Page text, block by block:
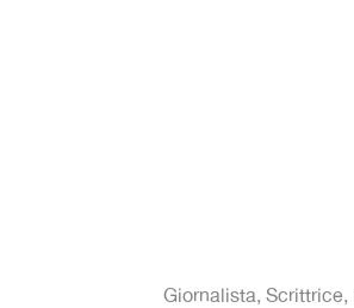
Giornalista,